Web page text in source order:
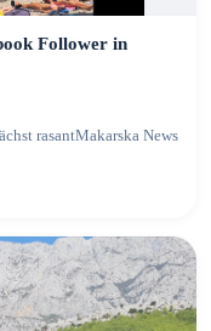
Follower in
rasantMakarska News